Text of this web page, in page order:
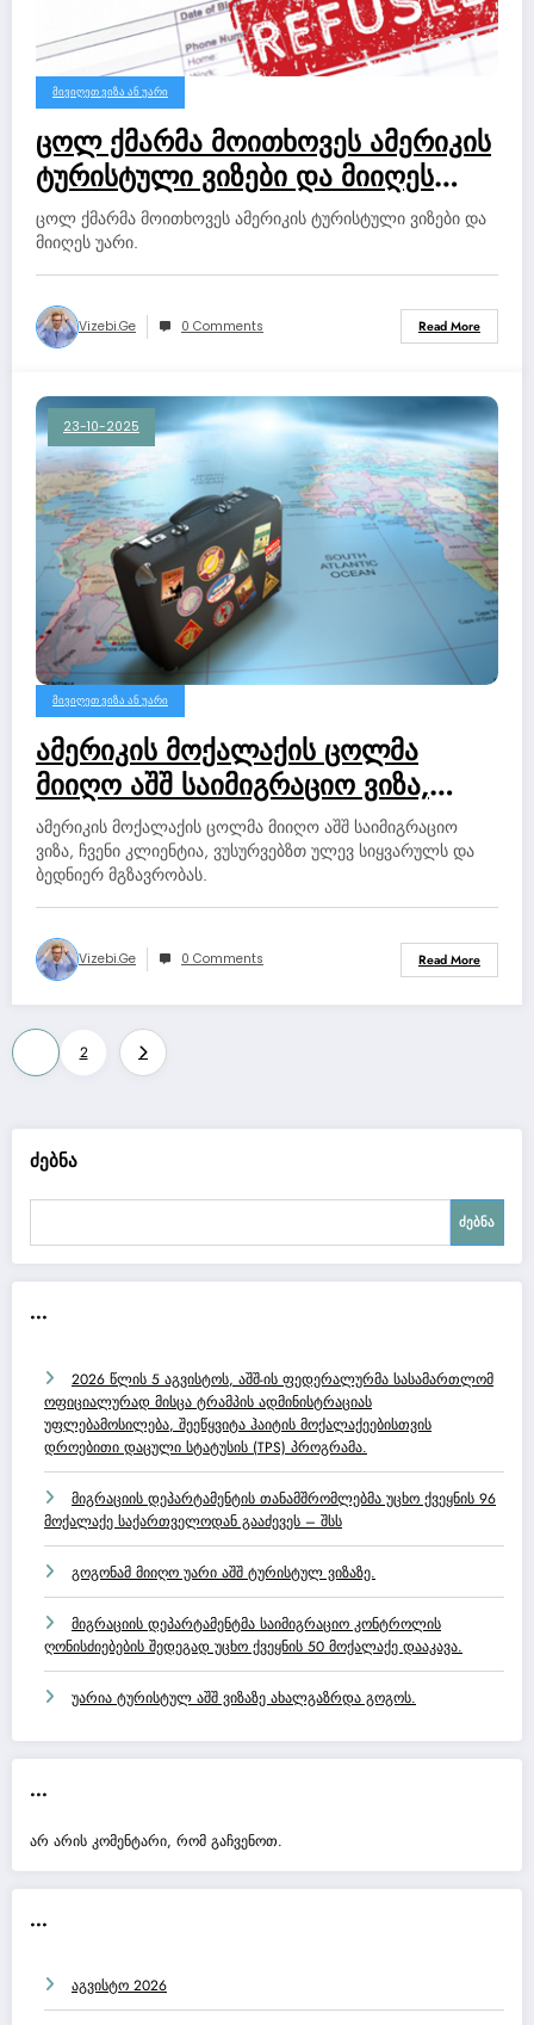
ᲛᲘᲕᲘᲦᲔᲗ ᲕᲘᲖᲐ ᲐᲜ ᲣᲐᲠᲘ
ცოლ ქმარმა მოითხოვეს ამერიკის
ტურისტული ვიზები და მიიღეს
უარი.
ცოლ ქმარმა მოითხოვეს ამერიკის ტურისტული ვიზები და
მიიღეს უარი.
Vizebi.ge 0 Comments Read More
23-10-2025
ᲛᲘᲕᲘᲦᲔᲗ ᲕᲘᲖᲐ ᲐᲜ ᲣᲐᲠᲘ
ამერიკის მოქალაქის ცოლმა
მიიღო აშშ საიმიგრაციო ვიზა,
ჩვენი კლიენტია, ვუსურვებზთ
ულევ სიყვარულს და ბედნიერ
მგზავრობას.
ამერიკის მოქალაქის ცოლმა მიიღო აშშ საიმიგრაციო
ვიზა, ჩვენი კლიენტია, ვუსურვებზთ ულევ სიყვარულს და
ბედნიერ მგზავრობას.
Vizebi.ge 0 Comments Read More
ჩანაწერების
გვერდებათ
დაშლა
2
ძებნა
ძებნა
...
2026 წლის 5 აგვისტოს, აშშ-ის ფედერალურმა სასამართლომ
ოფიციალურად მისცა ტრამპის ადმინისტრაციას
უფლებამოსილება, შეეწყვიტა ჰაიტის მოქალაქეებისთვის
დროებითი დაცული სტატუსის (TPS) პროგრამა.
მიგრაციის დეპარტამენტის თანამშრომლებმა უცხო ქვეყნის 96
მოქალაქე საქართველოდან გააძევეს – შსს
გოგონამ მიიღო უარი აშშ ტურისტულ ვიზაზე.
მიგრაციის დეპარტამენტმა საიმიგრაციო კონტროლის
ღონისძიებების შედეგად უცხო ქვეყნის 50 მოქალაქე დააკავა.
უარია ტურისტულ აშშ ვიზაზე ახალგაზრდა გოგოს.
...
არ არის კომენტარი, რომ გაჩვენოთ.
...
აგვისტო 2026